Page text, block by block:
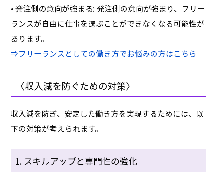
• 発注側の意向が強まる: 発注側の意向が強まり、フリー
ランスが自由に仕事を選ぶことができなくなる可能性が
あります。
⇒フリーランスとしての働き方でお悩みの方はこちら
〈収入減を防ぐための対策〉
収入減を防ぎ、安定した働き方を実現するためには、以
下の対策が考えられます。
1. スキルアップと専門性の強化